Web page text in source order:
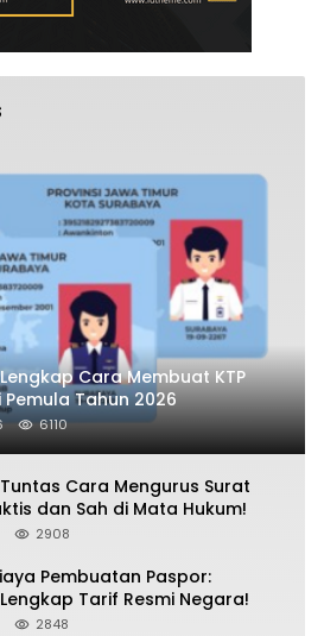
Cara Membuat KTP
Pemula Tahun 2026
6110
Cara Mengurus Surat
dan Sah di Mata Hukum!
2908
Pembuatan Paspor:
Tarif Resmi Negara!
2848